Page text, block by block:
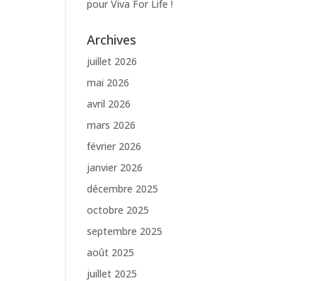
pour Viva For Life !
Archives
juillet 2026
mai 2026
avril 2026
mars 2026
février 2026
janvier 2026
décembre 2025
octobre 2025
septembre 2025
août 2025
juillet 2025